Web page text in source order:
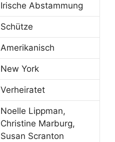
Irische Abstammung
Schütze
Amerikanisch
New York
Verheiratet
Noelle Lippman,
Christine Marburg,
Susan Scranton